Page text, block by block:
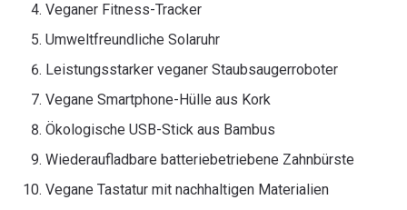
Veganer Fitness-Tracker
Umweltfreundliche Solaruhr
Leistungsstarker veganer Staubsaugerroboter
Vegane Smartphone-Hülle aus Kork
Ökologische USB-Stick aus Bambus
Wiederaufladbare batteriebetriebene Zahnbürste
Vegane Tastatur mit nachhaltigen Materialien